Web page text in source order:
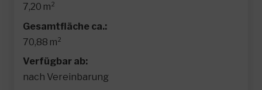
7,20 m²
Gesamtfläche ca.:
70,88 m²
Verfügbar ab:
nach Vereinbarung